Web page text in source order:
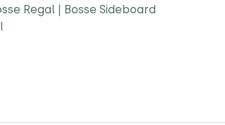
Regal | Bosse Sideboard